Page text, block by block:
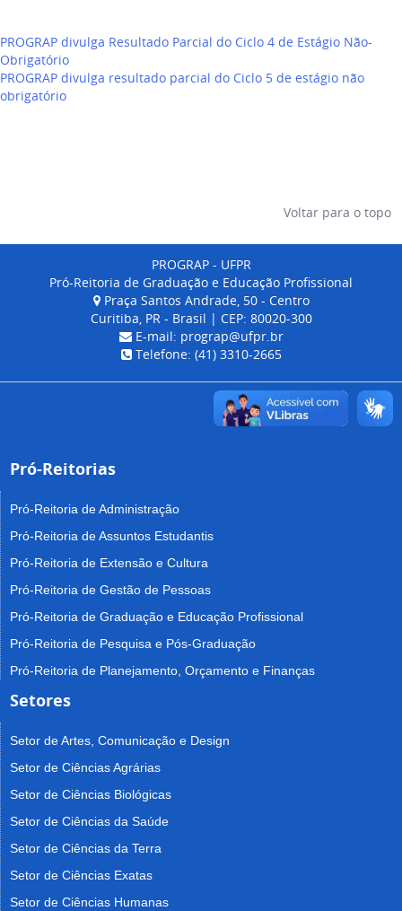
Navegação
de
Post
PROGRAP divulga Resultado Parcial do Ciclo 4 de Estágio Não-
Obrigatório
PROGRAP divulga resultado parcial do Ciclo 5 de estágio não
obrigatório
Voltar para o topo
PROGRAP - UFPR
Pró-Reitoria de Graduação e Educação Profissional
Praça Santos Andrade, 50 - Centro
Curitiba, PR - Brasil | CEP: 80020-300
E-mail: prograp@ufpr.br
Telefone: (41) 3310-2665
Pró-Reitorias
Pró-Reitoria de Administração
Pró-Reitoria de Assuntos Estudantis
Pró-Reitoria de Extensão e Cultura
Pró-Reitoria de Gestão de Pessoas
Pró-Reitoria de Graduação e Educação Profissional
Pró-Reitoria de Pesquisa e Pós-Graduação
Pró-Reitoria de Planejamento, Orçamento e Finanças
Setores
Setor de Artes, Comunicação e Design
Setor de Ciências Agrárias
Setor de Ciências Biológicas
Setor de Ciências da Saúde
Setor de Ciências da Terra
Setor de Ciências Exatas
Setor de Ciências Humanas